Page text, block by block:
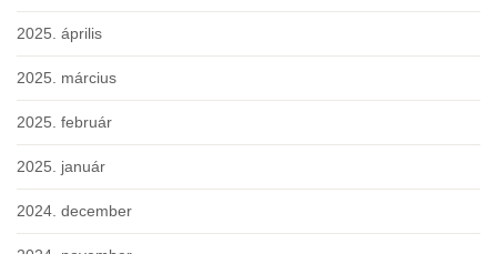
2025. április
2025. március
2025. február
2025. január
2024. december